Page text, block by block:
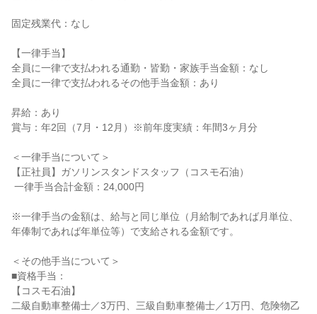
固定残業代：なし
【一律手当】
全員に一律で支払われる通勤・皆勤・家族手当金額：なし
全員に一律で支払われるその他手当金額：あり
昇給：あり
賞与：年2回（7月・12月）※前年度実績：年間3ヶ月分
＜一律手当について＞
【正社員】ガソリンスタンドスタッフ（コスモ石油）
※一律手当の金額は、給与と同じ単位（月給制であれば月単位、
年俸制であれば年単位等）で支給される金額です。
＜その他手当について＞
■資格手当：
【コスモ石油】
二級自動車整備士／3万円、三級自動車整備士／1万円、危険物乙